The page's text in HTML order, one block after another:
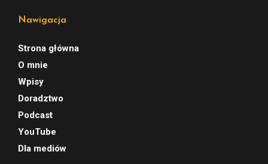
Nawigacja
Strona główna
O mnie
Wpisy
Doradztwo
Podcast
YouTube
Dla mediów